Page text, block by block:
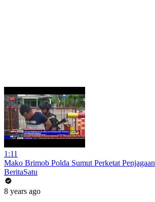
1:11
Mako Brimob Polda Sumut Perketat Penjagaan
BeritaSatu
8 years ago